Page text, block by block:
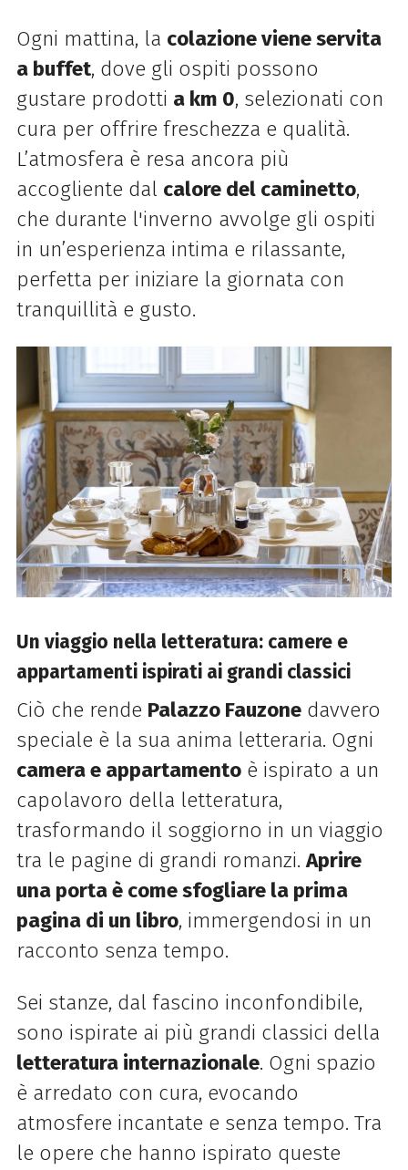
Ogni mattina, la colazione viene servita
a buffet, dove gli ospiti possono
gustare prodotti a km 0, selezionati con
cura per offrire freschezza e qualità.
L’atmosfera è resa ancora più
accogliente dal calore del caminetto,
che durante l'inverno avvolge gli ospiti
in un’esperienza intima e rilassante,
perfetta per iniziare la giornata con
tranquillità e gusto.
Un viaggio nella letteratura: camere e
appartamenti ispirati ai grandi classici
Ciò che rende Palazzo Fauzonedavvero
speciale è la sua anima letteraria. Ogni
camera e appartamentoè ispirato a un
capolavoro della letteratura,
trasformando il soggiorno in un viaggio
tra le pagine di grandi romanzi.Aprire
una porta è come sfogliare la prima
pagina di un libro, immergendosi in un
racconto senza tempo.
Sei stanze, dal fascino inconfondibile,
sono ispirate ai più grandi classici della
letteratura internazionale. Ogni spazio
è arredato con cura, evocando
atmosfere incantate e senza tempo. Tra
le opere che hanno ispirato queste